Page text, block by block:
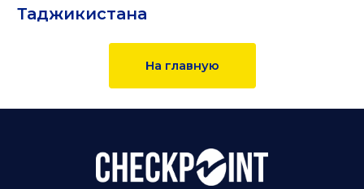
Таджикистана
На главную